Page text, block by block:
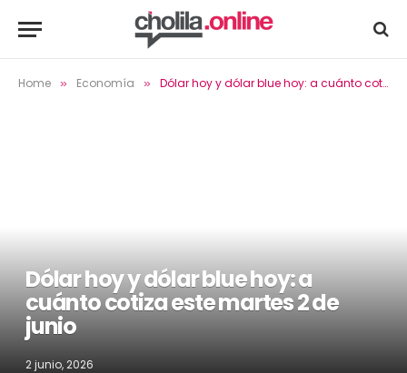
Home » Economía » Dólar hoy y dólar blue hoy: a cuánto cotiza este martes 2 de junio
Dólar hoy y dólar blue hoy: a
cuánto cotiza este martes 2 de
junio
2 junio, 2026